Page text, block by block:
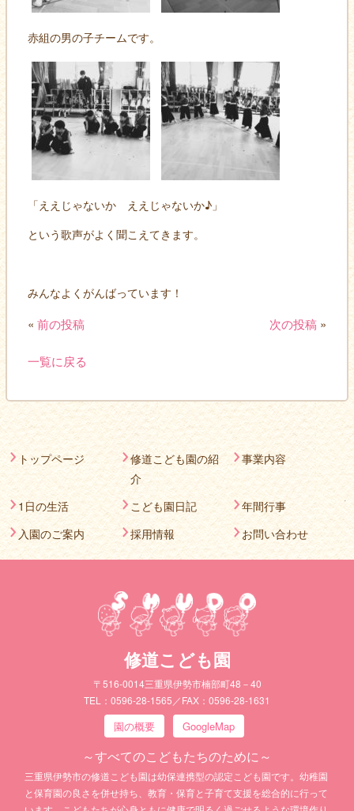
赤組の男の子チームです。
「ええじゃないか ええじゃないか♪」
という歌声がよく聞こえてきます。
みんなよくがんばっています！
« 前の投稿 次の投稿 »
一覧に戻る
トップページ
修道こども園の紹
介
事業内容
1日の生活 こども園日記
年間行事
入園のご案内
採用情報 お問い合わせ
修道こども園
〒516-0014三重県伊勢市楠部町48－40
TEL：0596-28-1565／FAX：0596-28-1631
園の概要 GoogleMap
～すべてのこどもたちのために～
三重県伊勢市の修道こども園は幼保連携型の認定こども園です。幼稚園
と保育園の良さを併せ持ち、教育・保育と子育て支援を総合的に行って